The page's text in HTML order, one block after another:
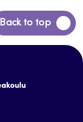
Back to top
Siirry
takaisin